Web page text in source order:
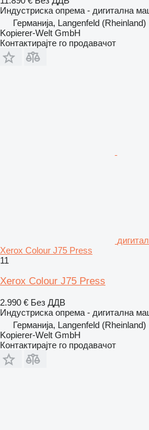
Индустриска опрема - дигитална
Германија, Langenfeld (Rheinland)
Kopierer-Welt GmbH
Контактирајте го продавачот
Xerox Colour J75 Press
11
Xerox Colour J75 Press
2.990 € Без ДДВ
Индустриска опрема - дигитална
Германија, Langenfeld (Rheinland)
Kopierer-Welt GmbH
Контактирајте го продавачот